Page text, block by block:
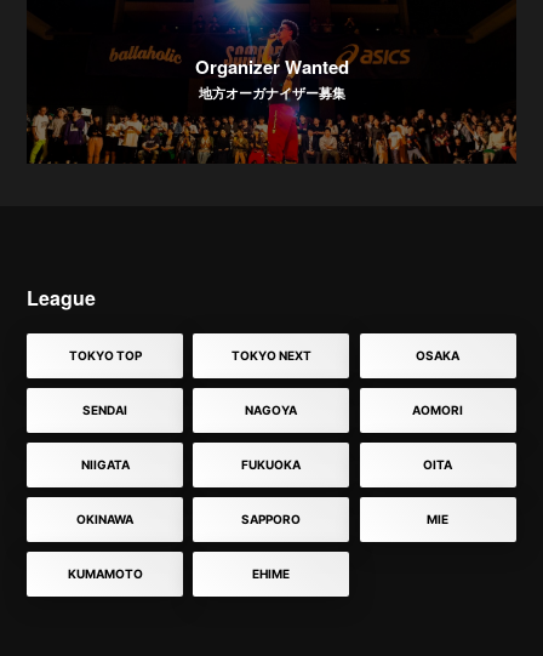
Organizer Wanted
地方オーガナイザー募集
League
TOKYO TOP TOKYO NEXT OSAKA
SENDAI NAGOYA AOMORI
NIIGATA FUKUOKA OITA
OKINAWA SAPPORO MIE
KUMAMOTO EHIME